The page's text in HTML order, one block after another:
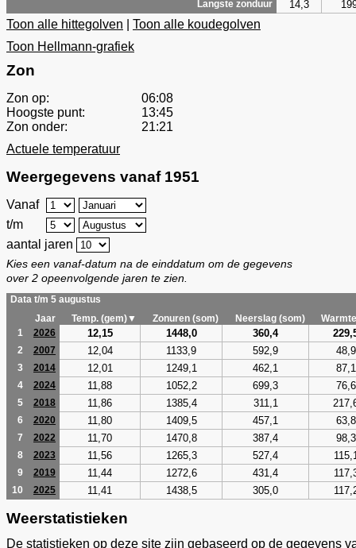
Langste zonduur 14,3
Toon alle hittegolven
Toon alle koudegolven
Toon Hellmann-grafiek
Zon
Zon op:
06:08
Hoogste punt:
13:45
Zon onder:
21:21
Actuele temperatuur
Weergegevens vanaf 1951
Vanaf
t/m
aantal jaren
Kies een vanaf-datum na de einddatum om de gegevens
over 2 opeenvolgende jaren te zien.
Data t/m 5 augustus
Jaar
Temp. (gem)▼ Zonuren (som) Neerslag (som)
1
2026 12,15 1448,0 360,4
2 2007 12,04 1133,9 592,9 48,9
3 2014 12,01 1249,1 462,1 87,1
4 2024 11,88 1052,2 699,3 76,6
5 2018 11,86 1385,4 311,1
6 2020 11,80 1409,5 457,1 63,8
7 2022 11,70 1470,8 387,4 98,3
8 2023 11,56 1265,3 527,4
9 2019 11,44 1272,6 431,4
10 2025 11,41 1438,5 305,0
Weerstatistieken
De statistieken op deze site zijn gebaseerd op de gegevens